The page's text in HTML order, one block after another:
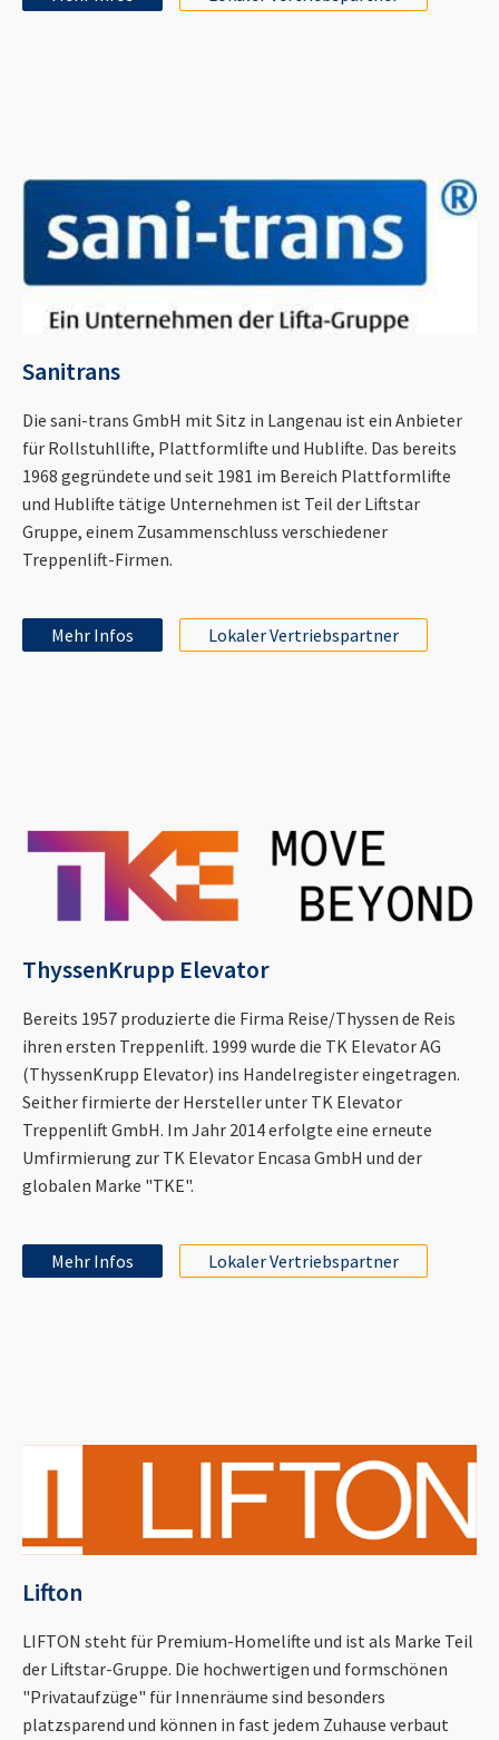
Sanitrans
Die sani-trans GmbH mit Sitz in Langenau ist ein Anbieter
für Rollstuhllifte, Plattformlifte und Hublifte. Das bereits
1968 gegründete und seit 1981 im Bereich Plattformlifte
und Hublifte tätige Unternehmen ist Teil der Liftstar
Gruppe, einem Zusammenschluss verschiedener
Treppenlift-Firmen.
Mehr Infos Lokaler Vertriebspartner
ThyssenKrupp Elevator
Bereits 1957 produzierte die Firma Reise/Thyssen de Reis
ihren ersten Treppenlift. 1999 wurde die TK Elevator AG
(ThyssenKrupp Elevator) ins Handelregister eingetragen.
Seither firmierte der Hersteller unter TK Elevator
Treppenlift GmbH. Im Jahr 2014 erfolgte eine erneute
Umfirmierung zur TK Elevator Encasa GmbH und der
globalen Marke "TKE".
Mehr Infos Lokaler Vertriebspartner
Lifton
LIFTON steht für Premium-Homelifte und ist als Marke Teil
der Liftstar-Gruppe. Die hochwertigen und formschönen
"Privataufzüge" für Innenräume sind besonders
platzsparend und können in fast jedem Zuhause verbaut